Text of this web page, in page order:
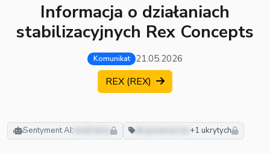
Informacja o działaniach
stabilizacyjnych Rex Concepts
Komunikat 21.05.2026
REX (REX)
Sentyment AI: neutralny +1 ukrytych